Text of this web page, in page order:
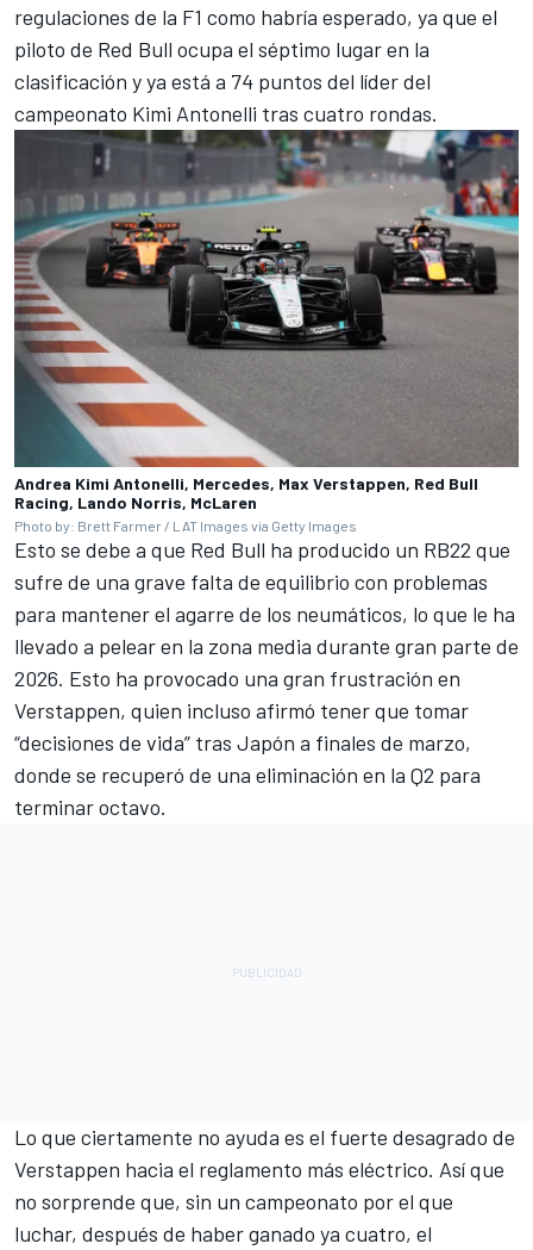
regulaciones de la F1 como habría esperado, ya que el
piloto de Red Bull ocupa el séptimo lugar en la
clasificación y ya está a 74 puntos del líder del
campeonato Kimi Antonelli tras cuatro rondas.
Andrea Kimi Antonelli, Mercedes, Max Verstappen, Red Bull
Racing, Lando Norris, McLaren
Photo by: Brett Farmer / LAT Images via Getty Images
Esto se debe a que Red Bull ha producido un RB22 que
sufre de una grave falta de equilibrio con problemas
para mantener el agarre de los neumáticos, lo que le ha
llevado a pelear en la zona media durante gran parte de
2026. Esto ha provocado una gran frustración en
Verstappen, quien incluso afirmó tener que tomar
“decisiones de vida” tras Japón a finales de marzo,
donde se recuperó de una eliminación en la Q2 para
terminar octavo.
Lo que ciertamente no ayuda es el fuerte desagrado de
Verstappen hacia el reglamento más eléctrico. Así que
no sorprende que, sin un campeonato por el que
luchar, después de haber ganado ya cuatro, el